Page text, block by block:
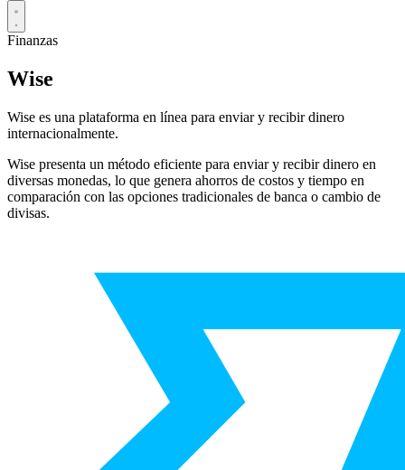
Finanzas
Wise
Wise es una plataforma en línea para enviar y recibir dinero
internacionalmente.
Wise presenta un método eficiente para enviar y recibir dinero en
diversas monedas, lo que genera ahorros de costos y tiempo en
comparación con las opciones tradicionales de banca o cambio de
divisas.